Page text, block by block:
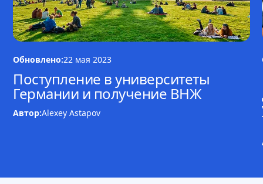
Обновлено:22 мая 2023
Поступление в университеты
Германии и получение ВНЖ
Автор:Alexey Astapov